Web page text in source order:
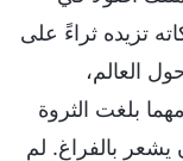
تزيده ثراءً على
العالم،
بلغت الثروة
يشعر بالفراغ. لم